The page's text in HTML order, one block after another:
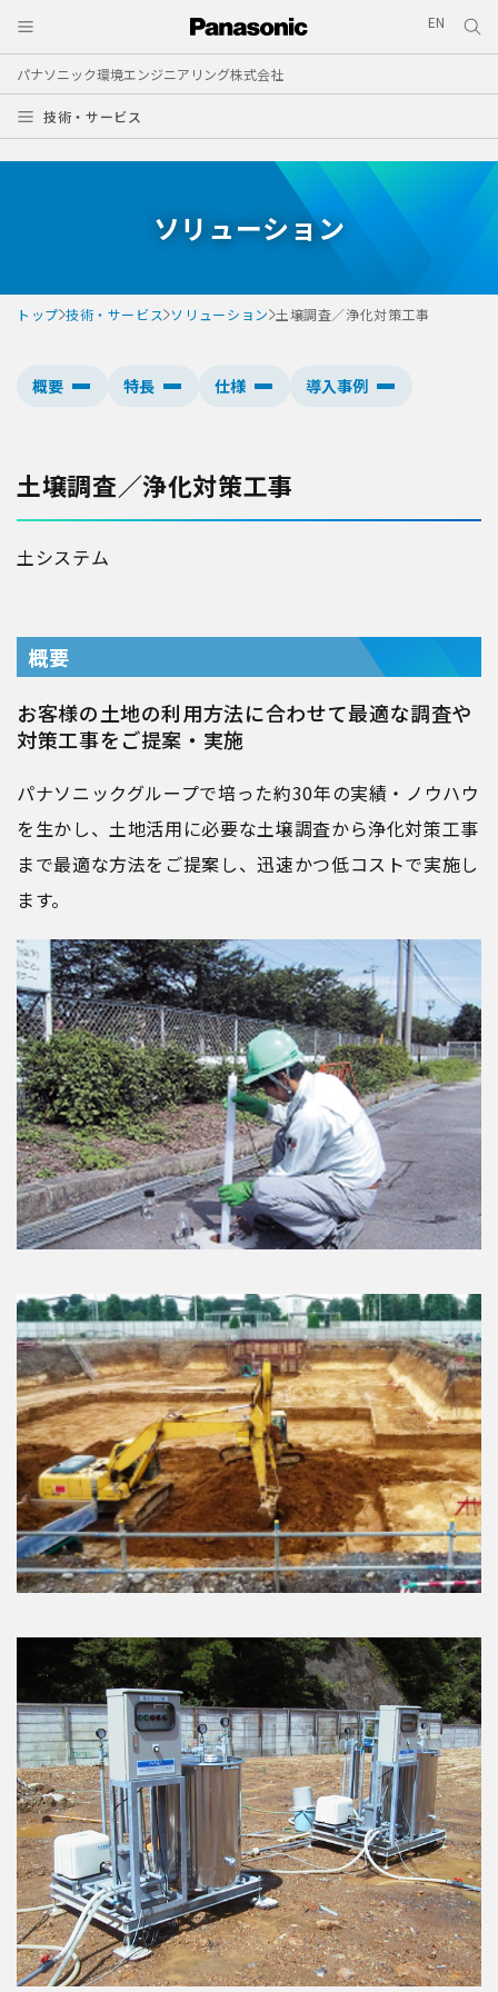
パナソニック環境エンジニアリング株式会社
EN
技術・サービス
ソリューション
トップ 技術・サービス ソリューション 土壌調査／浄化対策工事
概要 特長 仕様 導入事例
土壌調査／浄化対策工事
土システム
概要
お客様の土地の利用方法に合わせて最適な調査や
対策工事をご提案・実施
パナソニックグループで培った約30年の実績・ノウハウ
を生かし、土地活用に必要な土壌調査から浄化対策工事
まで最適な方法をご提案し、迅速かつ低コストで実施し
ます。